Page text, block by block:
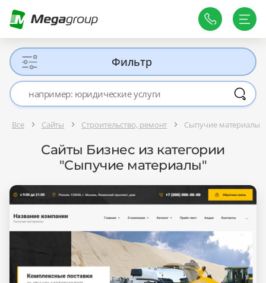
Фильтр
Все Сайты Строительство, ремонт Сыпучие материалы
Сайты Бизнес из категории
"Сыпучие материалы"